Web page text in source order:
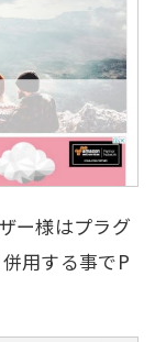
ー様はプラグ
用する事でP